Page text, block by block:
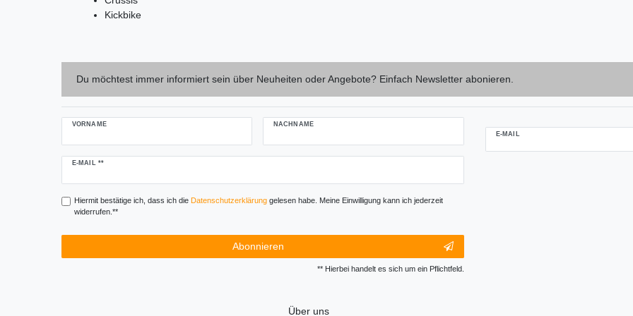
Kickbike
Du möchtest immer informiert sein über Neuheiten oder Angebote? Einfach Newsletter abonieren.
VORNAME NACHNAME
E-MAIL **
Newsletter
Hiermit bestätige ich, dass ich die Daten­schutz­erklärunggelesen habe. Meine Einwilligung kann ich jederzeit
widerrufen.**
Abonnieren
** Hierbei handelt es sich um ein Pflichtfeld.
E-MAIL
Über uns